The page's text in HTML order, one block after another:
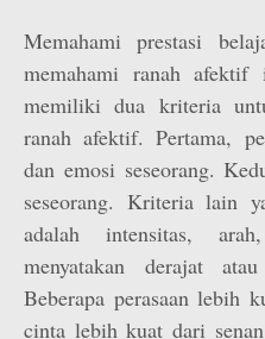
Memahami prestasi
memahami ranah
memiliki dua kriteria
ranah afektif. Pertama,
dan emosi seseorang.
seseorang. Kriteria lain
adalah intensitas,
menyatakan derajat
Beberapa perasaan lebih
cinta lebih kuat dari